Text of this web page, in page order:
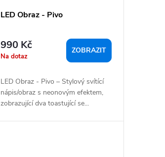
LED Obraz - Pivo
990 Kč
Na dotaz
ZOBRAZIT
LED Obraz - Pivo – Stylový svítící
nápis/obraz s neonovým efektem,
zobrazující dva toastující se...